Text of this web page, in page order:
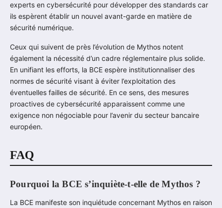
experts en cybersécurité pour développer des standards car
ils espèrent établir un nouvel avant-garde en matière de
sécurité numérique.
Ceux qui suivent de près l’évolution de Mythos notent
également la nécessité d’un cadre réglementaire plus solide.
En unifiant les efforts, la BCE espère institutionnaliser des
normes de sécurité visant à éviter l’exploitation des
éventuelles failles de sécurité. En ce sens, des mesures
proactives de cybersécurité apparaissent comme une
exigence non négociable pour l’avenir du secteur bancaire
européen.
FAQ
Pourquoi la BCE s’inquiète-t-elle de Mythos ?
La BCE manifeste son inquiétude concernant Mythos en raison